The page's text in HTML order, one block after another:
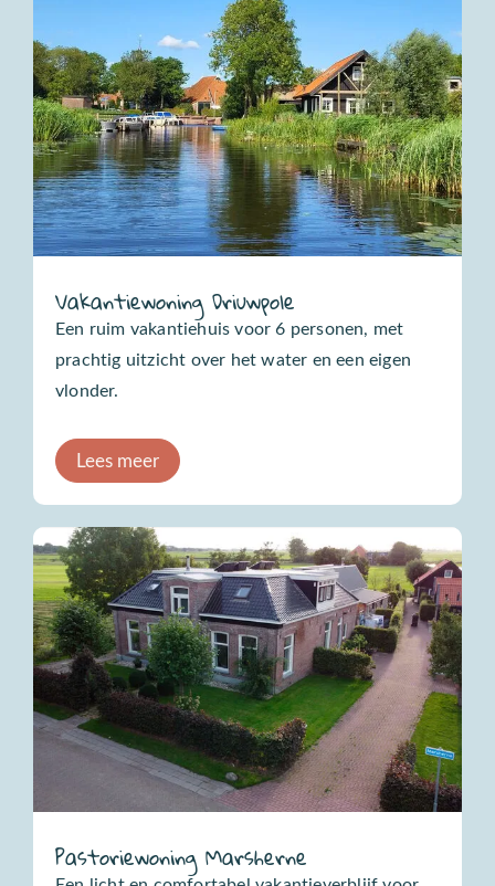
Vakantiewoning Driuwpole
Een ruim vakantiehuis voor 6 personen, met
prachtig uitzicht over het water en een eigen
vlonder.
Lees meer
Pastoriewoning Marsherne